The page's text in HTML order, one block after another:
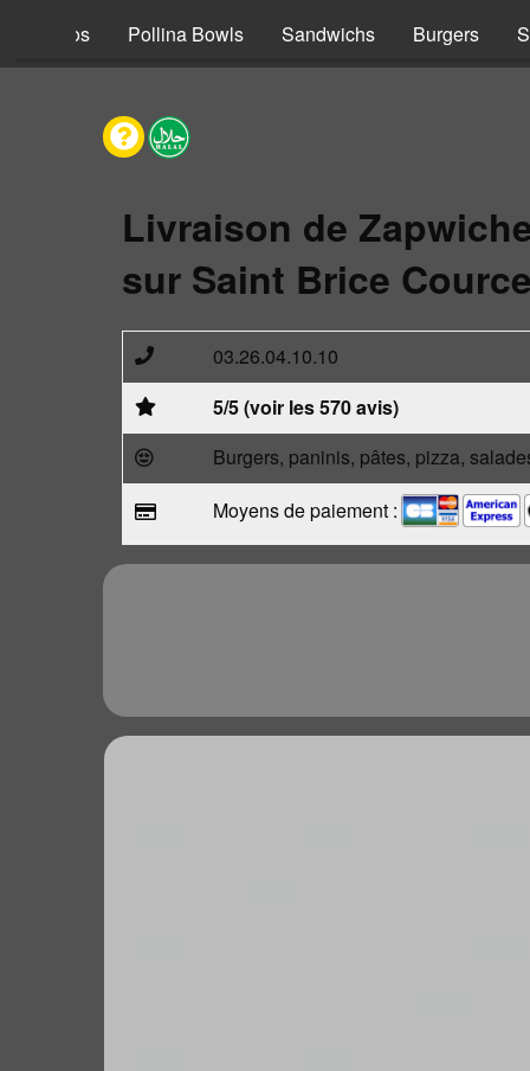
Tacos Pollina Bowls Sandwichs Burgers
Livraison de
sur Saint Brice
03.26.04.10.10
5/5 (voir les 570 avis)
Burgers, paninis, pâtes, pizza,
Moyens de paiement :